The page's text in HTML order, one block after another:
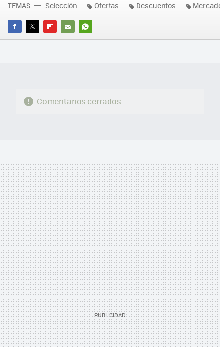
FACEBOOK
TWITTERFLIPBOARD
E-
WHATSAPP
TEMAS Selección Ofertas Descuentos
Comentarios cerrados